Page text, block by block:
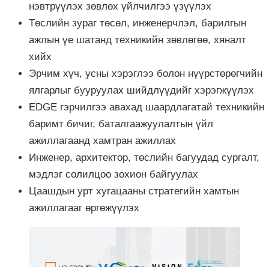
нэвтрүүлэх зөвлөх үйлчилгээ үзүүлэх
Төслийн зураг төсөл, инженерчлэл, барилгын
ажлын үе шатанд техникийн зөвлөгөө, хяналт
хийх
Эрчим хүч, усны хэрэглээ болон нүүрстөрөгчийн
ялгарлыг бууруулах шийдлүүдийг хэрэгжүүлэх
EDGE гэрчилгээ авахад шаардлагатай техникийн
баримт бичиг, баталгаажуулалтын үйл
ажиллагаанд хамтран ажиллах
Инженер, архитектор, төслийн багуудад сургалт,
мэдлэг солилцоо зохион байгуулах
Цаашдын урт хугацааны стратегийн хамтын
ажиллагааг өргөжүүлэх